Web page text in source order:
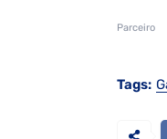
Parceiro
Tags: